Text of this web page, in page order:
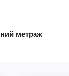
метраж